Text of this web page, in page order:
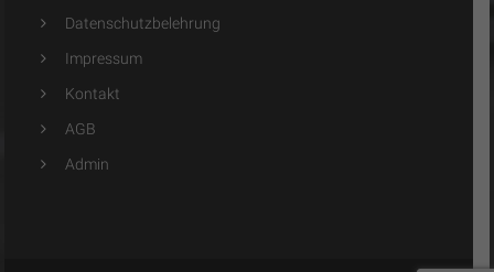
Datenschutzbelehrung
Impressum
Kontakt
AGB
Admin